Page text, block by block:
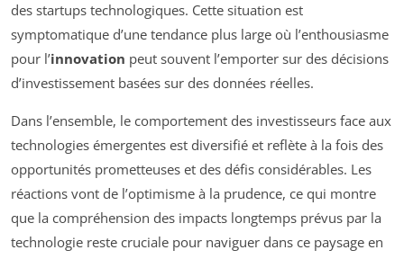
des startups technologiques. Cette situation est
symptomatique d’une tendance plus large où l’enthousiasme
pour l’innovation peut souvent l’emporter sur des décisions
d’investissement basées sur des données réelles.
Dans l’ensemble, le comportement des investisseurs face aux
technologies émergentes est diversifié et reflète à la fois des
opportunités prometteuses et des défis considérables. Les
réactions vont de l’optimisme à la prudence, ce qui montre
que la compréhension des impacts longtemps prévus par la
technologie reste cruciale pour naviguer dans ce paysage en